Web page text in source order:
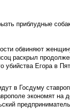
приблудные
обвиняют
раскрыл
Егора в
в Госдуму
экономят на